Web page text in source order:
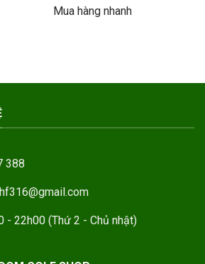
1.992.000VND.
Mua hàng nhanh
388
- 22h00 (Thứ 2 - Chủ nhật)